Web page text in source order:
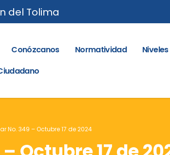
del Tolima
Conózcanos Normatividad
No. 349 – Octubre 17 de 2024